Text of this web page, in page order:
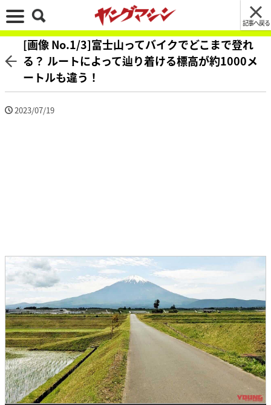
記事へ戻る
[画像 No.1/3]富士山ってバイクでどこまで登れ
る？ ルートによって辿り着ける標高が約1000メ
ートルも違う！
2023/07/19